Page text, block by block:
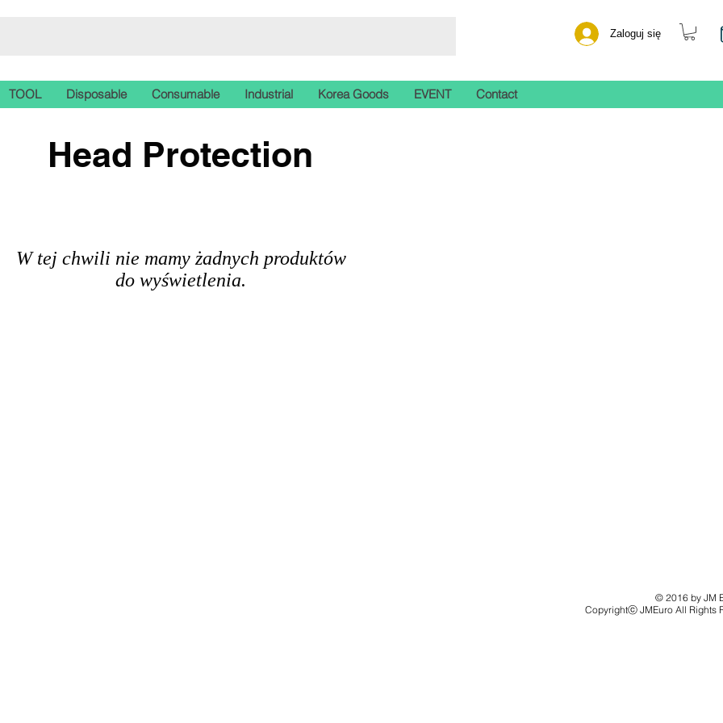
Zaloguj się
TOOL Disposable Consumable Industrial Korea Goods EVENT Contact
Head Protection
W tej chwili nie mamy żadnych produktów
do wyświetlenia.
© 2016 by JM
Copyrightⓒ JMEuro All Rights